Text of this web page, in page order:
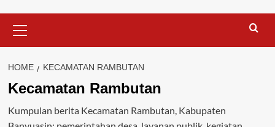
Menu
HOME KECAMATAN RAMBUTAN
Kecamatan Rambutan
Kumpulan berita Kecamatan Rambutan, Kabupaten